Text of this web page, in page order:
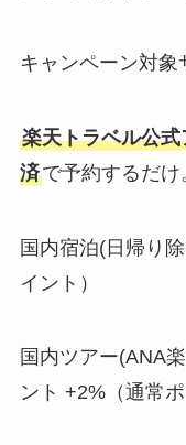
キャンペーン対象
楽天トラベル公
済で予約するだけ
国内宿泊(日帰り
イント）
国内ツアー(ANA
ント +2%（通常ポ